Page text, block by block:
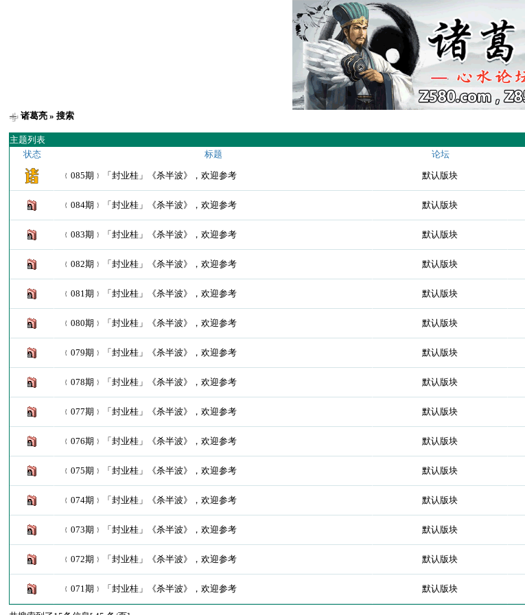
诸葛亮 » 搜索
主题列表
状态
标题 论坛
﹛085期﹜「封业桂」《杀半波》，欢迎参考 默认版块
﹛084期﹜「封业桂」《杀半波》，欢迎参考 默认版块
﹛083期﹜「封业桂」《杀半波》，欢迎参考 默认版块
﹛082期﹜「封业桂」《杀半波》，欢迎参考 默认版块
﹛081期﹜「封业桂」《杀半波》，欢迎参考 默认版块
﹛080期﹜「封业桂」《杀半波》，欢迎参考 默认版块
﹛079期﹜「封业桂」《杀半波》，欢迎参考 默认版块
﹛078期﹜「封业桂」《杀半波》，欢迎参考 默认版块
﹛077期﹜「封业桂」《杀半波》，欢迎参考 默认版块
﹛076期﹜「封业桂」《杀半波》，欢迎参考 默认版块
﹛075期﹜「封业桂」《杀半波》，欢迎参考 默认版块
﹛074期﹜「封业桂」《杀半波》，欢迎参考 默认版块
﹛073期﹜「封业桂」《杀半波》，欢迎参考 默认版块
﹛072期﹜「封业桂」《杀半波》，欢迎参考 默认版块
﹛071期﹜「封业桂」《杀半波》，欢迎参考 默认版块